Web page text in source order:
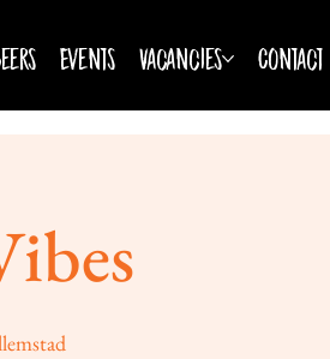
Events Vacancies Contact